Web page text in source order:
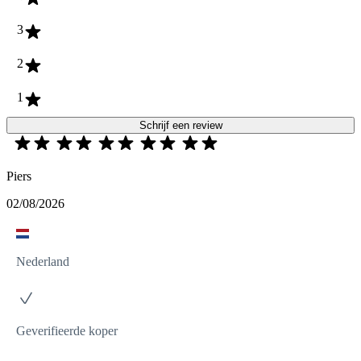
3
2
1
Schrijf een review
Piers
02/08/2026
Nederland
Geverifieerde koper